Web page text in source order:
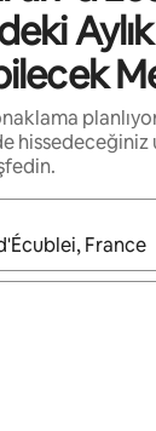
Aylık
hissedeceğiniz
olduğunda